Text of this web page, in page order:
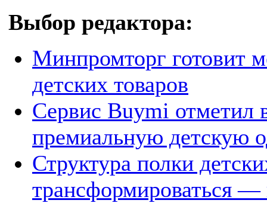
Выбор редактора:
Минпромторг готовит
детских товаров
Сервис Buymi отметил
премиальную детскую
Структура полки
трансформироваться —